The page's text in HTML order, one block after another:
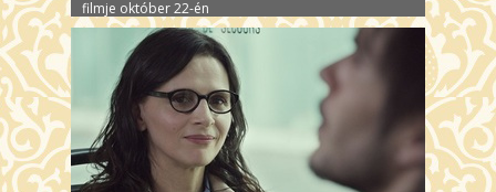
filmje október 22-én